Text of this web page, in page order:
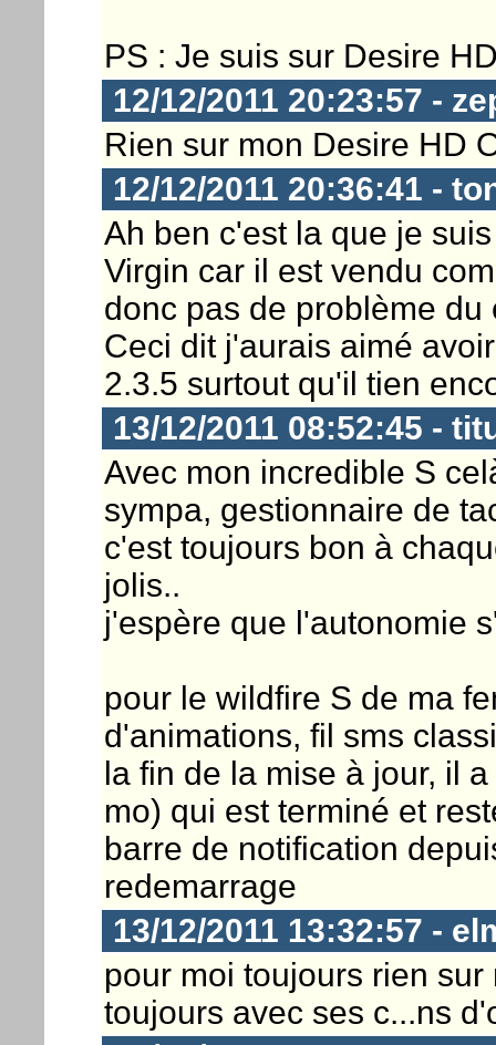
PS : Je suis sur Desire
12/12/2011 20:23:57 -
Rien sur mon Desire HD
12/12/2011 20:36:41 -
Ah ben c'est la que je
Virgin car il est vendu
donc pas de problème du
Ceci dit j'aurais aimé
2.3.5 surtout qu'il tien
13/12/2011 08:52:45 -
Avec mon incredible S
sympa, gestionnaire de
c'est toujours bon à
jolis..
j'espère que l'autonomie
pour le wildfire S de ma
d'animations, fil sms
la fin de la mise à jour, il
mo) qui est terminé et
barre de notification
redemarrage
13/12/2011 13:32:57 -
pour moi toujours rien
toujours avec ses c...ns